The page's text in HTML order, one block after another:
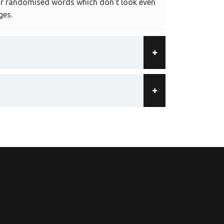
randomised words which don't look even